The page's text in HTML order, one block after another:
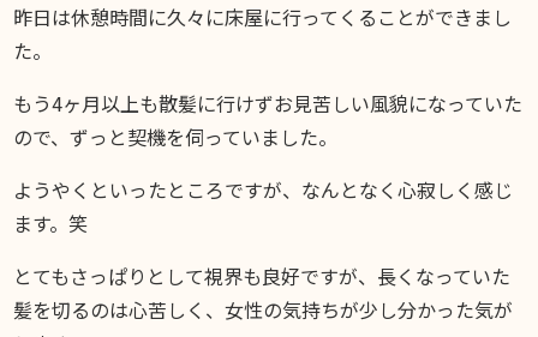
DIARY
昨日は休憩時間に久々に床屋に行ってくることができまし
た。
もう4ヶ月以上も散髪に行けずお見苦しい風貌になっていた
ので、ずっと契機を伺っていました。
ようやくといったところですが、なんとなく心寂しく感じ
ます。笑
とてもさっぱりとして視界も良好ですが、長くなっていた
髪を切るのは心苦しく、女性の気持ちが少し分かった気が